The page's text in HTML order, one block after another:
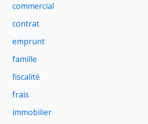
commercial
contrat
emprunt
famille
fiscalité
frais
immobilier